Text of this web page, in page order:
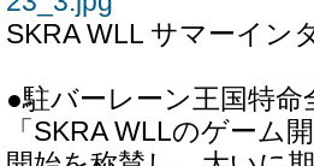
SKRA WLL サマーイン
●駐バーレーン王国特
「SKRA WLLのゲーム